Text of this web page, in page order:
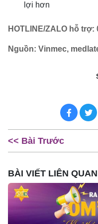
lợi hơn
HOTLINE/ZALO hỗ trợ:
Nguồn: Vinmec,
<< Bài Trước
BÀI VIẾT LIÊN QUAN